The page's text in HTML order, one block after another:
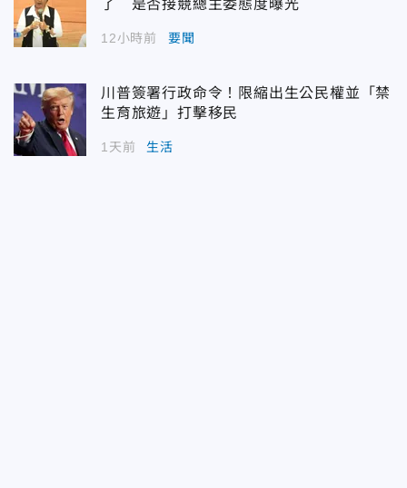
了 是否接競總主委態度曝光
12小時前 要聞
川普簽署行政命令！限縮出生公民權並「禁
生育旅遊」打擊移民
1天前 生活